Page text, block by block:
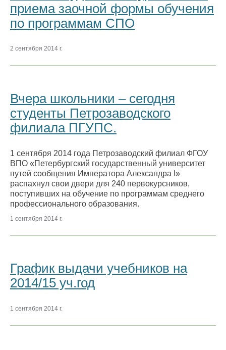
приема заочной формы обучения
по программам СПО
2 сентября 2014 г.
Вчера школьники – сегодня
студенты Петрозаводского
филиала ПГУПС.
1 сентября 2014 года Петрозаводский филиал ФГОУ
ВПО «Петербургский государственный университет
путей сообщения Императора Александра I»
распахнул свои двери для 240 первокурсников,
поступивших на обучение по программам среднего
профессионального образования.
1 сентября 2014 г.
График выдачи учебников на
2014/15 уч.год
1 сентября 2014 г.